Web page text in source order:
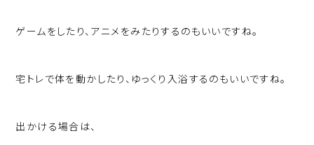
ゲームをしたり、アニメをみたりするのもいいですね。
宅トレで体を動かしたり、ゆっくり入浴するのもいいですね。
出かける場合は、